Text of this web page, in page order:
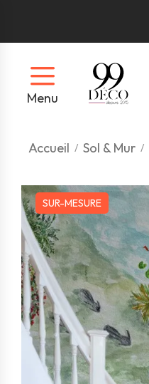
Menu
Accueil Sol & Mur
SUR-MESURE